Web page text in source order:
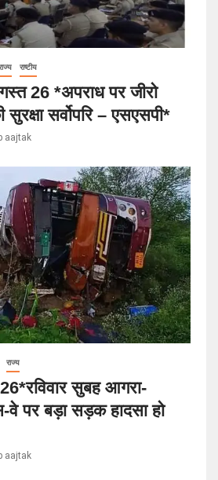
राष्टीय
26 *अपराध पर जीरो
सर्वोपरि – एसएसपी*
aajtak
राज्य
सुबह आगरा-
पर बड़ा सड़क हादसा हो
aajtak